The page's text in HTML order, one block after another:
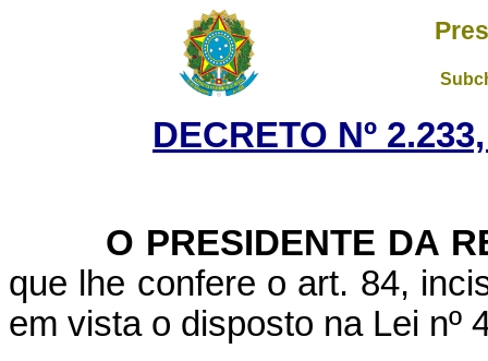
DECRETO Nº
O PRESIDENTE DA
que lhe confere o art. 84,
em vista o disposto na Lei nº